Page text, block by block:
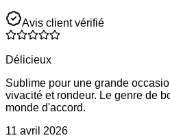
Avis client vérifié
Délicieux
Sublime pour une grande
vivacité et rondeur. Le genre de
monde d'accord.
11 avril 2026